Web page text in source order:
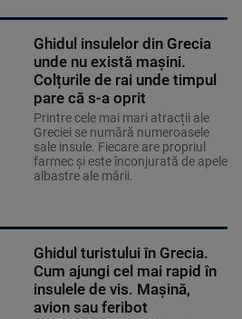
Ghidul insulelor din Grecia
unde nu există mașini.
Colțurile de rai unde timpul
pare că s-a oprit
Printre cele mai mari atracții ale
Greciei se numără numeroasele
sale insule. Fiecare are propriul
farmec și este înconjurată de apele
albastre ale mării.
Ghidul turistului în Grecia.
Cum ajungi cel mai rapid în
insulele de vis. Mașină,
avion sau feribot